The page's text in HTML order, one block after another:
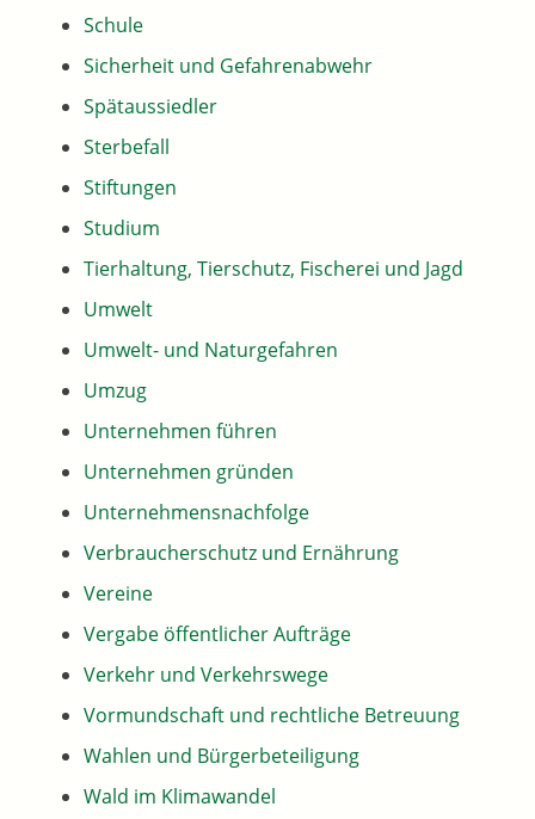
Schule
Sicherheit und Gefahrenabwehr
Spätaussiedler
Sterbefall
Stiftungen
Studium
Tierhaltung, Tierschutz, Fischerei und Jagd
Umwelt
Umwelt- und Naturgefahren
Umzug
Unternehmen führen
Unternehmen gründen
Unternehmensnachfolge
Verbraucherschutz und Ernährung
Vereine
Vergabe öffentlicher Aufträge
Verkehr und Verkehrswege
Vormundschaft und rechtliche Betreuung
Wahlen und Bürgerbeteiligung
Wald im Klimawandel